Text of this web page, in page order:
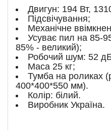
Двигун: 194 Вт,
Підсвічування;
Механічне
Усуває пил на 85-
85% - великий);
Робочий шум: 52
Маса 25 кг;
Тумба на роликах
400*400*550 мм).
Колір: білий.
Виробник Україна.